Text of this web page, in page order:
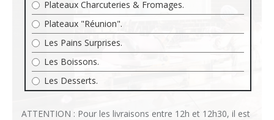
Plateaux Charcuteries & Fromages.
Plateaux "Réunion".
Les Pains Surprises.
Les Boissons.
Les Desserts.
ATTENTION : Pour les livraisons entre 12h et 12h30, il est